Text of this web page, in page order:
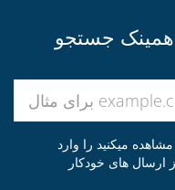
همینک جستجو
میکنید را وارد
ارسال های خودکار